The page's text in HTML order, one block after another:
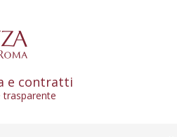
e contratti
trasparente